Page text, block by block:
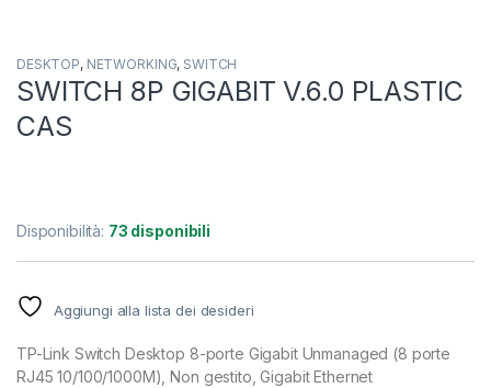
DESKTOP, NETWORKING, SWITCH
SWITCH 8P GIGABIT V.6.0 PLASTIC
CAS
Disponibilità: 73 disponibili
Aggiungi alla lista dei desideri
TP-Link Switch Desktop 8-porte Gigabit Unmanaged (8 porte
RJ45 10/100/1000M), Non gestito, Gigabit Ethernet